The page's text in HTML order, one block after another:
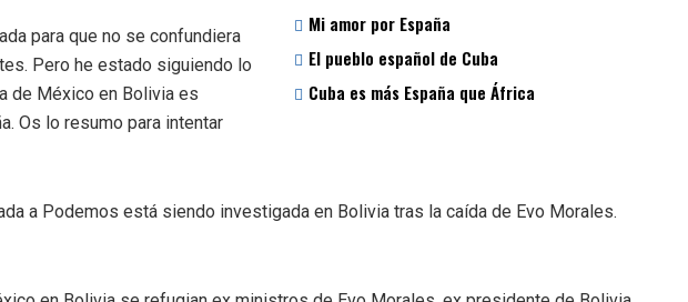
Mi amor por España
El pueblo español de Cuba
Cuba es más España que África
para que no se confundiera
Pero he estado siguiendo lo
de México en Bolivia es
Os lo resumo para intentar
a Podemos está siendo investigada en Bolivia tras la caída de Evo Morales.